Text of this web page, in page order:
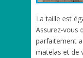
La taille est
Assurez-vous
parfaitement
matelas et de